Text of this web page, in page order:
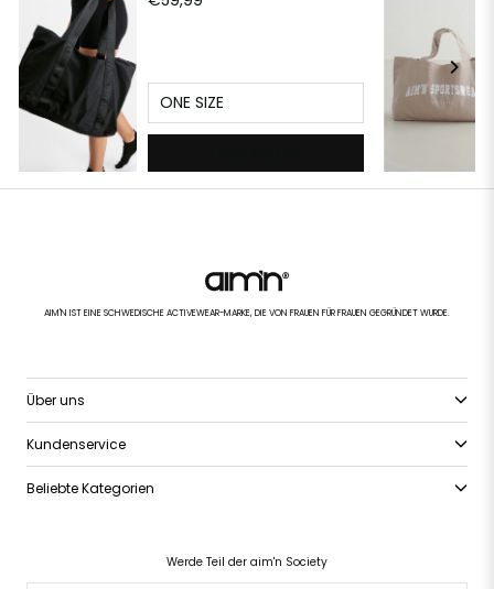
ONE SIZE
AIM'N IST EINE SCHWEDISCHE ACTIVEWEAR-MARKE, DIE VON FRAUEN FÜR FRAUEN GEGRÜNDET WURDE.
Über uns
Kundenservice
Beliebte Kategorien
Werde Teil der aim'n Society